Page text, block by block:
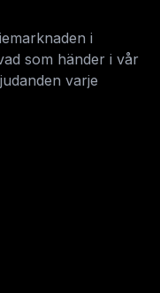
i
som händer i vår
varje